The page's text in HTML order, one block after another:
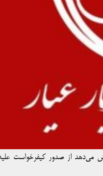
می‌دهد از صدور کیفرخواست